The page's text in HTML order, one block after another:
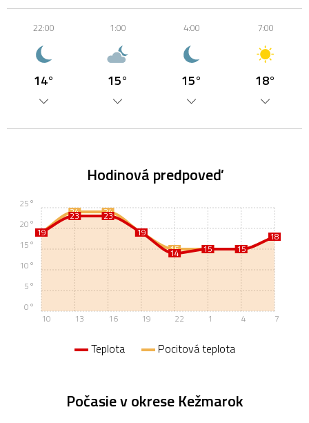
22:00
14°
1:00
15°
4:00
15°
7:00
18°
Hodinová predpoveď
19
24
24
19
15
15 15
18
19
23
23
19
14
15 15
18
10 13 16 19 22 1 4 7
0°
5°
10°
15°
20°
25°
Teplota Pocitová teplota
Počasie v okrese Kežmarok